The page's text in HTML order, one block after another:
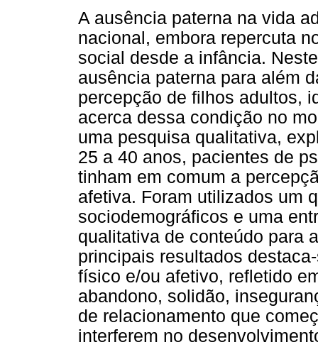
A ausência paterna na vida
nacional, embora repercuta
social desde a infância.
ausência paterna para além
percepção de filhos adultos,
acerca dessa condição no
uma pesquisa qualitativa,
25 a 40 anos, pacientes de
tinham em comum a
afetiva. Foram utilizados um
sociodemográficos e uma
qualitativa de conteúdo para
principais resultados
físico e/ou afetivo, refletido
abandono, solidão,
de relacionamento que
interferem no